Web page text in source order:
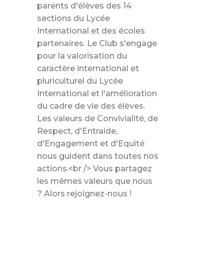
parents d'élèves des 14
sections du Lycée
International et des écoles
partenaires. Le Club s'engage
pour la valorisation du
caractère international et
pluriculturel du Lycée
International et l'amélioration
du cadre de vie des élèves.
Les valeurs de Convivialité, de
Respect, d'Entraide,
d'Engagement et d'Equité
nous guident dans toutes nos
actions.<br /> Vous partagez
les mêmes valeurs que nous
? Alors rejoignez-nous !